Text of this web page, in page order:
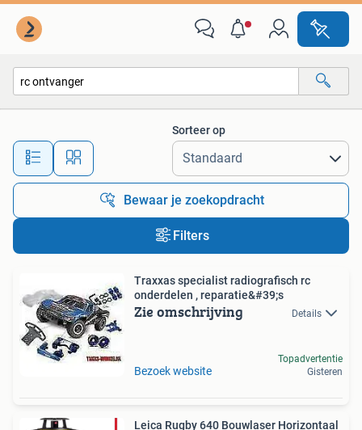
Alle afstanden…
Sorteer op
Bewaar je zoekopdracht
Filters
Traxxas specialist radiografisch rc
onderdelen , reparatie&#39;s
Zie omschrijving Details
Bezoek website
Topadvertentie
Gisteren
Leica Rugby 640 Bouwlaser Horizontaal